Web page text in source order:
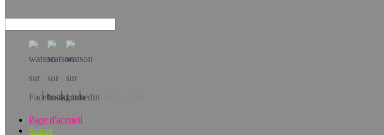
Téléchargez l’app!
Page d'accueil
Suisse